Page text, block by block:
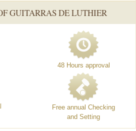
GUITARRAS DE LUTHIER
48 Hours approval
Free annual Checking
and Setting